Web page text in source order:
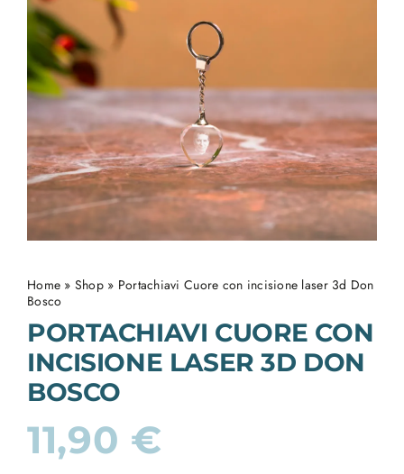
Home » Shop» Portachiavi Cuore con incisione laser 3d Don
Bosco
PORTACHIAVI CUORE CON
INCISIONE LASER 3D DON
BOSCO
11,90 €